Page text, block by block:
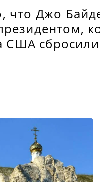
что Джо
США